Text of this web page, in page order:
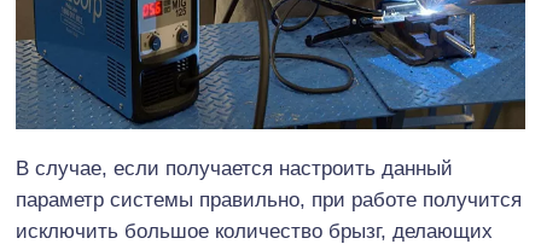
В случае, если получается настроить данный
параметр системы правильно, при работе получится
исключить большое количество брызг, делающих